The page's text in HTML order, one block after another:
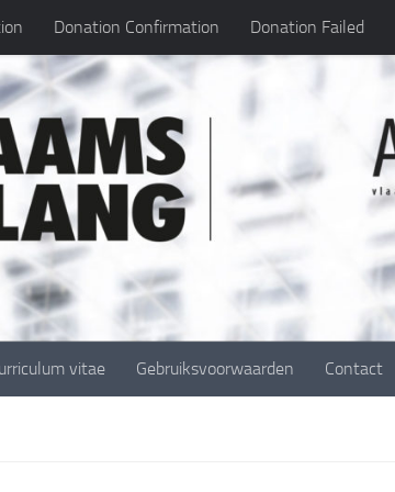
Donation Confirmation Donation Failed
vitae Gebruiksvoorwaarden Contact